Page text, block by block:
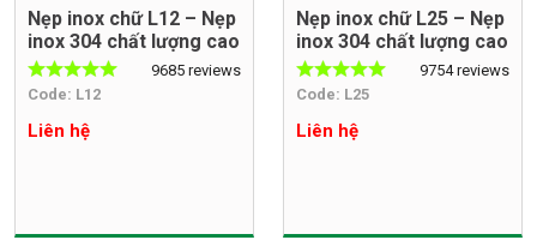
Nẹp inox chữ L12 – Nẹp
inox 304 chất lượng cao
9685 reviews
Code: L12
Liên hệ
Nẹp inox chữ L25 – Nẹp
inox 304 chất lượng cao
9754 reviews
Code: L25
Liên hệ